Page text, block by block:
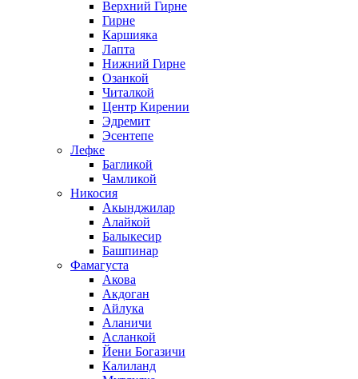
Верхний Гирне
Гирне
Каршияка
Лапта
Нижний Гирне
Озанкой
Читалкой
Центр Кирении
Эдремит
Эсентепе
Лефке
Багликой
Чамликой
Никосия
Акынджилар
Алайкой
Балыкесир
Башпинар
Фамагуста
Акова
Акдоган
Айлука
Аланичи
Асланкой
Йени Богазичи
Калиланд